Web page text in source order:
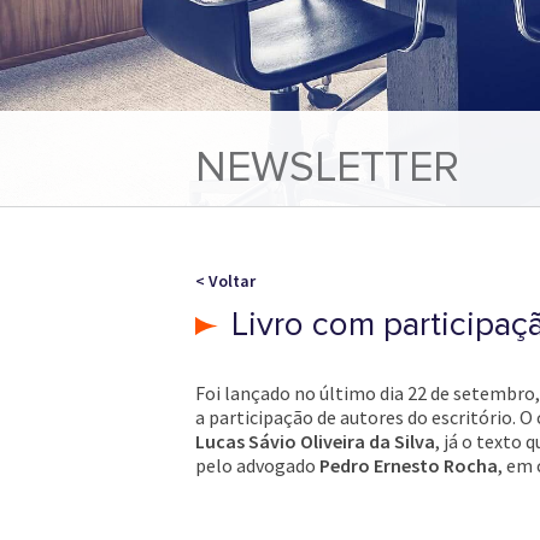
NEWSLETTER
< Voltar
Livro com
Foi lançado no último dia 22 de
a participação de autores do escritório.
Lucas Sávio Oliveira da Silva, já o texto
pelo advogado Pedro Ernesto Rocha, em